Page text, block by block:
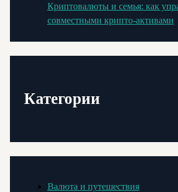
Криптовалюты и семья: как
совместными крипто-активами
Категории
Валюта и путешествия